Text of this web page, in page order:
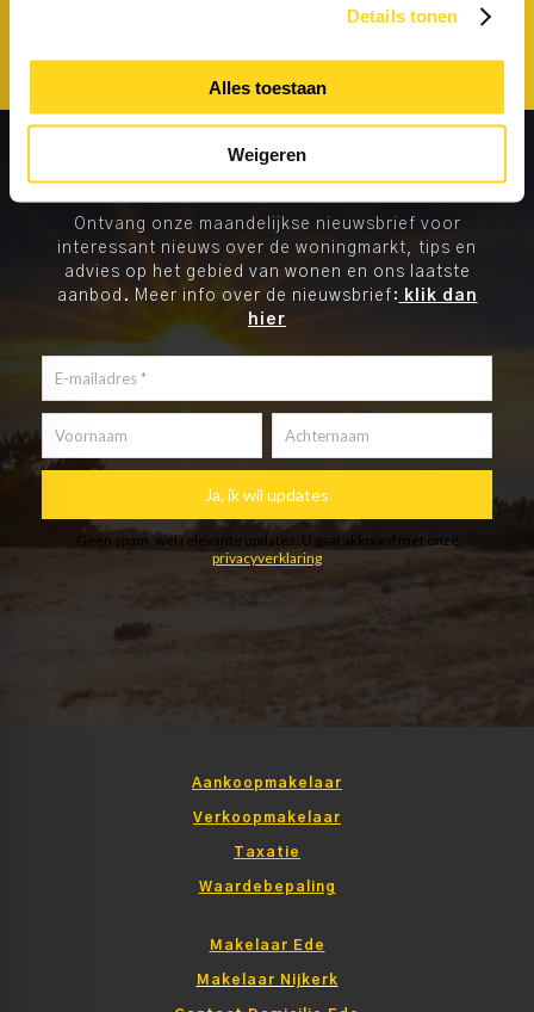
Details tonen
Alles toestaan
Weigeren
Ontvang onze maandelijkse nieuwsbrief voor
interessant nieuws over de woningmarkt, tips en
advies op het gebied van wonen en ons laatste
aanbod. Meer info over de nieuwsbrief: klik dan
hier
Aankoopmakelaar
Verkoopmakelaar
Taxatie
Waardebepaling
Makelaar Ede
Makelaar Nijkerk